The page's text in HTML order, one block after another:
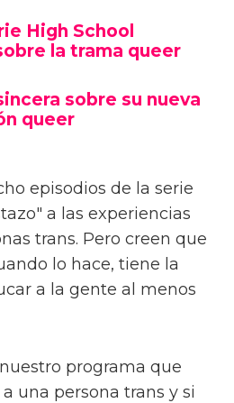
High School
la trama queer
sobre su nueva
queer
episodios de la serie
a las experiencias
trans. Pero creen que
lo hace, tiene la
a la gente al menos
programa que
una persona trans y si